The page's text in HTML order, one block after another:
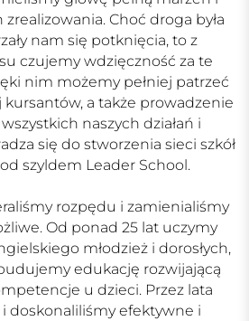
Choć droga była
nam się potknięcia, to z
czujemy wdzięczność za te
nim możemy pełniej patrzeć
kursantów, a także prowadzenie
naszych działań i
się do stworzenia sieci szkół
szyldem Leader School.
rozpędu i zamienialiśmy
Od ponad 25 lat uczymy
młodzież i dorosłych,
edukację rozwijającą
u dzieci. Przez lata
doskonaliliśmy efektywne i